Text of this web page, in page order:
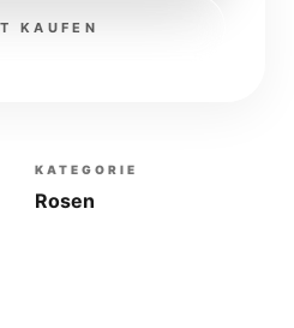
KAUFEN
KATEGORIE
Rosen